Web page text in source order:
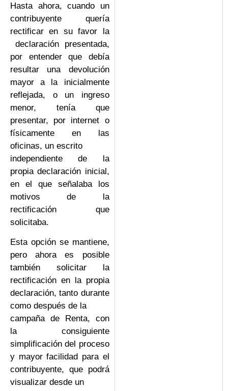
Hasta ahora, cuando un
contribuyente quería
rectificar en su favor la
declaración presentada,
por entender que debía
resultar una devolución
mayor a la inicialmente
reflejada, o un ingreso
menor, tenía que
presentar, por internet o
físicamente en las
oficinas, un escrito
independiente de la
propia declaración inicial,
en el que señalaba los
motivos de la
rectificación que
solicitaba.
Esta opción se mantiene,
pero ahora es posible
también solicitar la
rectificación en la propia
declaración, tanto durante
como después de la
campaña de Renta, con
la consiguiente
simplificación del proceso
y mayor facilidad para el
contribuyente, que podrá
visualizar desde un